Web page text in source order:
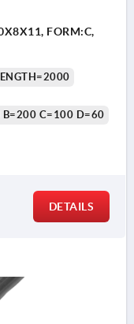
FORM:C,
LENGTH=2000
B=200 C=100 D=60
DETAILS